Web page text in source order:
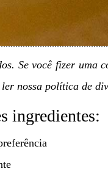
Se você fizer uma
nossa política de
ingredientes: